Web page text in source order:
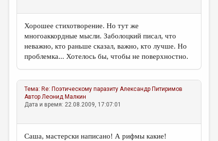
Хорошее стихотворение. Но тут же
многоаккордные мысли. Заболоцкий писал, что
неважно, кто раньше сказал, важно, кто лучше. Но
проблемка... Хотелось бы, чтобы не поверхностно.
Тема: Re: Поэтическому паразиту Александр Питиримов
АвторЛеонид Малкин
Дата и время: 22.08.2009, 17:07:01
Саша, мастерски написано! А рифмы какие!